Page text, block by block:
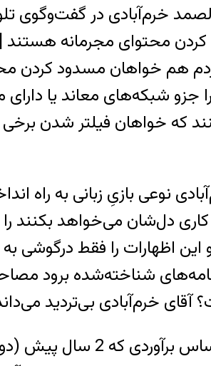
خرم‌آبادی در گفت‌وگوی
محتوای مجرمانه هستند
هم خواهان مسدود کردن
که خواهان فیلتر شدن برخی
نوعی بازیِ زبانی به راه
دل‌شان می‌خواهد بکنند را
و این اظهارات را فقط
شناخته‌شده برود